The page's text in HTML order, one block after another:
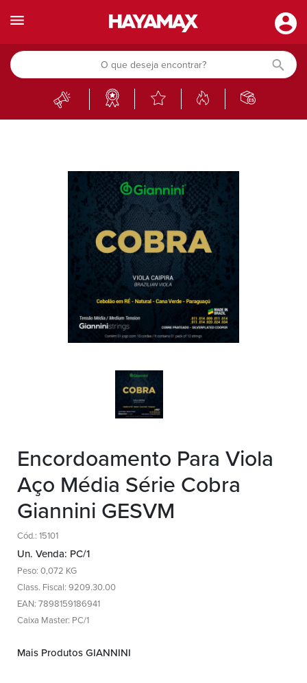
Encordoamento Para Viola
Aço Média Série Cobra
Giannini GESVM
Cód.: 15101
Un. Venda: PC/1
Peso: 0,072 KG
Class. Fiscal: 9209.30.00
EAN: 7898159186941
Caixa Master: PC/1
Mais Produtos GIANNINI